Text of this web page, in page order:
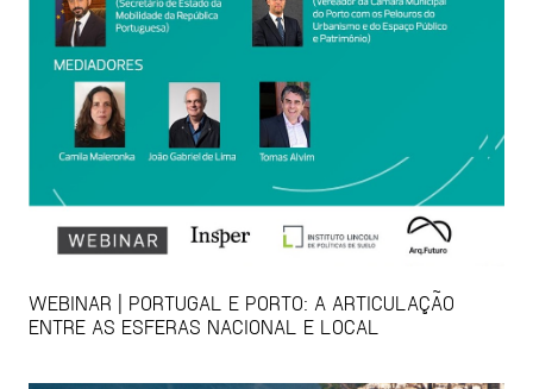
WEBINAR | PORTUGAL E PORTO: A ARTICULAÇÃO
ENTRE AS ESFERAS NACIONAL E LOCAL